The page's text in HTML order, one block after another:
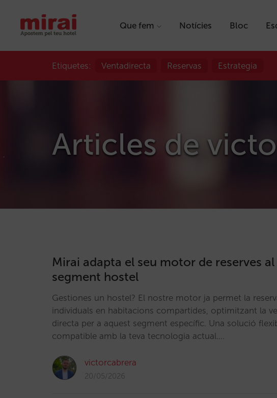
Que fem Notícies Bloc
Etiquetes: Ventadirecta Reservas Estrategia
Articles de
Mirai adapta el seu motor de reserves al
segment hostel
Gestiones un hostel? El nostre motor ja permet la
individuals en habitacions compartides, optimitzant la
directa per a aquest segment específic. Una solució
compatible amb la teva tecnologia actual.…
victorcabrera
20/05/2026